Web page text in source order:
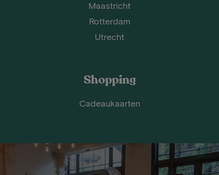
Maastricht
Rotterdam
Utrecht
Shopping
Cadeaukaarten